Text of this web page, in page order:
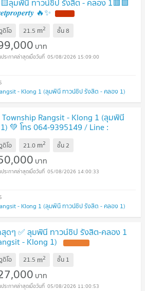
ลุมพินี ทาวน์ชิป รังสิต - คลอง 1🟥🟩
🔥✨
ดิโอ 21.5 m2 ชั้น8
บาท
05/08/2026 15:09:00
- Klong 1 (ลุมพินี ทาวน์ชิป รังสิต - คลอง 1)
Rangsit - Klong 1 (ลุมพินี
💚 โทร 064-9395149 / Line :
ะคะ) 💚
ดิโอ 21.0 m2 ชั้น2
บาท
05/08/2026 14:00:33
- Klong 1 (ลุมพินี ทาวน์ชิป รังสิต - คลอง 1)
สุดๆ ✅ ลุมพินี ทาวน์ชิป รังสิต-คลอง 1
- Klong 1)
ดิโอ 21.5 m2 ชั้น 1
บาท
05/08/2026 11:00:53